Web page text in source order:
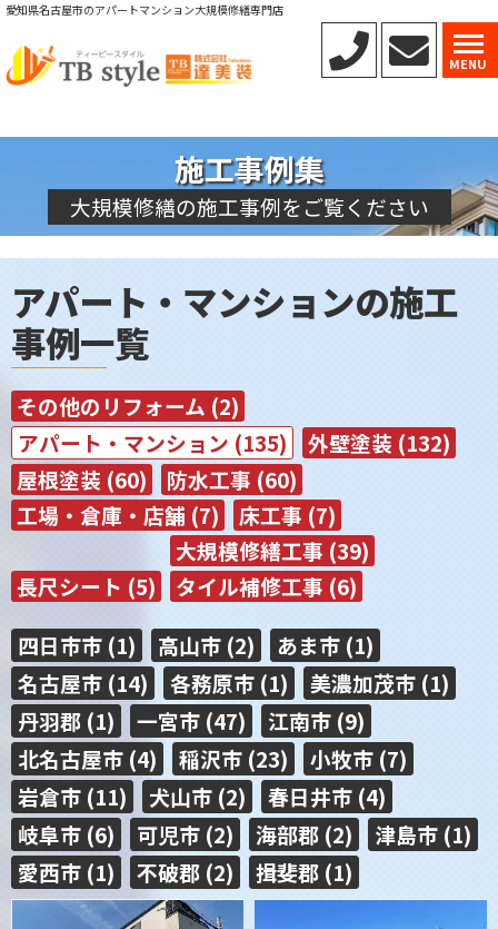
MENU
愛知県名古屋市のアパートマンション大規模修繕専門店
施工事例集
大規模修繕の施工事例をご覧ください
アパート・マンションの施工
事例一覧
その他のリフォーム (2)
アパート・マンション (135)
外壁塗装 (132)
屋根塗装 (60)
防水工事 (60)
工場・倉庫・店舗 (7)
床工事 (7)
長尺シート (5)
大規模修繕工事 (39)
タイル補修工事 (6)
四日市市 (1)
高山市 (2)
あま市 (1)
名古屋市 (14)
各務原市 (1)
美濃加茂市 (1)
丹羽郡 (1)
一宮市 (47)
江南市 (9)
北名古屋市 (4)
稲沢市 (23)
小牧市 (7)
岩倉市 (11)
犬山市 (2)
春日井市 (4)
岐阜市 (6)
可児市 (2) 海部郡 (2)
津島市 (1)
愛西市 (1)
不破郡 (2) 揖斐郡 (1)